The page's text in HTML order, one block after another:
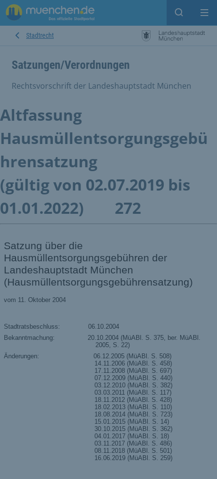
Suche
Stadtrecht
Satzungen/Verordnungen
Rechtsvorschrift der Landeshauptstadt München
Altfassung
Hausmüllentsorgungsgebü
hrensatzung
(gültig von 02.07.2019 bis
01.01.2022)
272